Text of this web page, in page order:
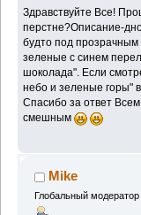
Здравствуйте Все!
перстне?Описание-
будто под прозрачным
зеленые с синем
шоколада". Если
небо и зеленые горы"
Спасибо за ответ
смешным
Mike
Глобальный модератор